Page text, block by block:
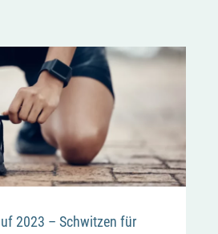
2023 – Schwitzen für